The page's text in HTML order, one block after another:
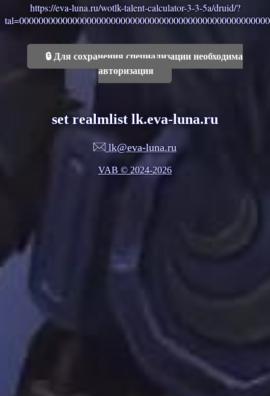
https://eva-luna.ru/wotlk-talent-calculator-3-3-5a/druid/?
tal=
🔒 Для сохранения специализации необходима
авторизация
set realmlist lk.eva-luna.ru
lk@eva-luna.ru
VAB © 2024-2026